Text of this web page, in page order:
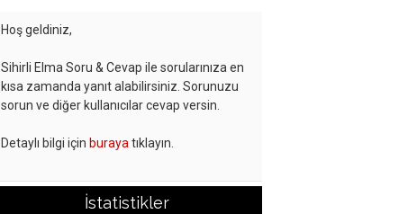
Hoş geldiniz,
Sihirli Elma Soru & Cevap ile sorularınıza en
kısa zamanda yanıt alabilirsiniz. Sorunuzu
sorun ve diğer kullanıcılar cevap versin.
Detaylı bilgi için buraya tıklayın.
İstatistikler